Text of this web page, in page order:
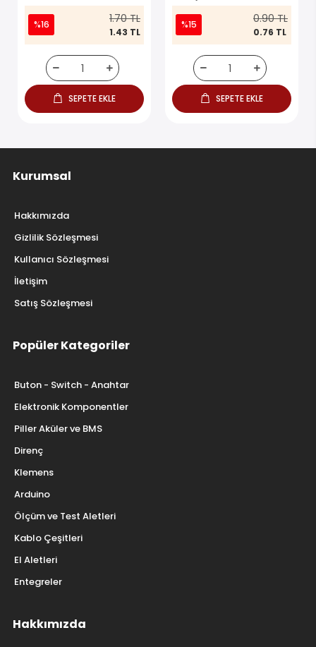
%16 1.70 TL
1.43 TL
SEPETE EKLE
%15 0.90 TL
0.76 TL
SEPETE EKLE
Kurumsal
Hakkımızda
Gizlilik Sözleşmesi
Kullanıcı Sözleşmesi
İletişim
Satış Sözleşmesi
Popüler Kategoriler
Buton - Switch - Anahtar
Elektronik Komponentler
Piller Aküler ve BMS
Direnç
Klemens
Arduino
Ölçüm ve Test Aletleri
Kablo Çeşitleri
El Aletleri
Entegreler
Hakkımızda